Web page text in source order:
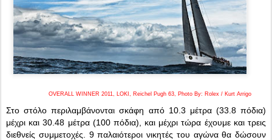
OVERALL WINNER 2011, LOKI, Reichel Pugh 63, Photo By: Rolex / Kurt Arrigo
Στο στόλο περιλαμβάνονται σκάφη από 10.3 μέτρα (33.8 πόδια)
μέχρι και 30.48 μέτρα (100 πόδια), και μέχρι τώρα έχουμε και τρεις
διεθνείς συμμετοχές. 9 παλαιότεροι νικητές του αγώνα θα δώσουν